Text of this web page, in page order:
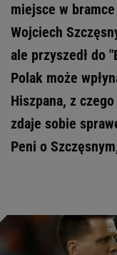
miejsce w
Wojciech
ale przyszedł do
Polak może
Hiszpana, z
zdaje sobie
Peni o